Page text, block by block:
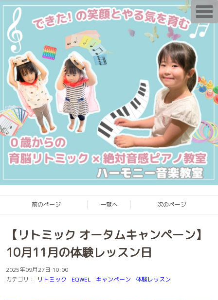
前のページ 一覧へ 次のページ
【リトミック オータムキャンペーン】
10月11月の体験レッスン日
2025年09月27日 10:00
カテゴリ：
リトミック EQWEL キャンペーン 体験レッスン
T
o
g
g
l
g
a
t